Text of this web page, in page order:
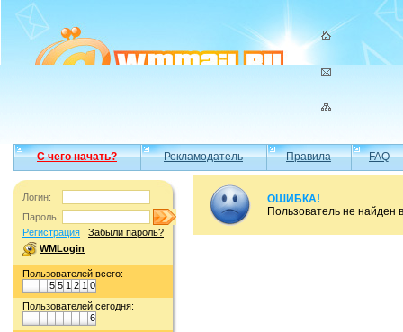
С чего начать? Рекламодатель Правила FAQ
Логин:
Пароль:
Регистрация
Забыли пароль?
WMLogin
Пользователей всего:
5 5 1 2 1 0
Пользователей сегодня:
6
ОШИБКА!
Пользователь не найден